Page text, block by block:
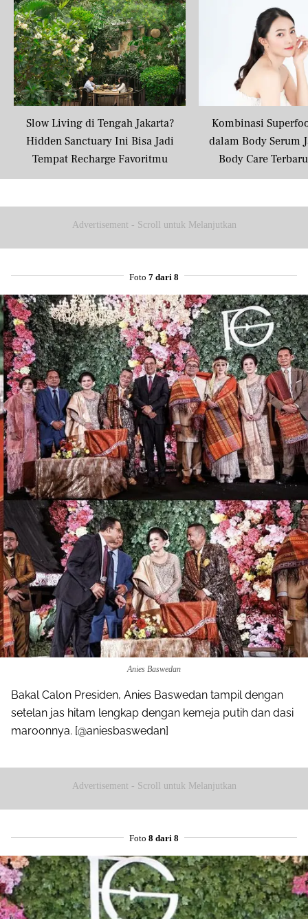
Slow Living di Tengah Jakarta?
Hidden Sanctuary Ini Bisa Jadi
Tempat Recharge Favoritmu
Kombinasi
dalam Body Serum
Body Care
Masyarakat
Advertisement - Scroll untuk Melanjutkan
Foto 7 dari 8
Anies Baswedan
Bakal Calon Presiden, Anies Baswedan tampil dengan
setelan jas hitam lengkap dengan kemeja putih dan dasi
maroonnya. [@aniesbaswedan]
Advertisement - Scroll untuk Melanjutkan
Foto 8 dari 8